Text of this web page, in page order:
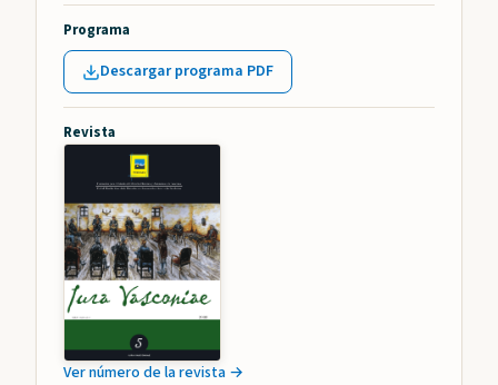
Programa
Descargar programa PDF
Revista
Ver número de la revista →